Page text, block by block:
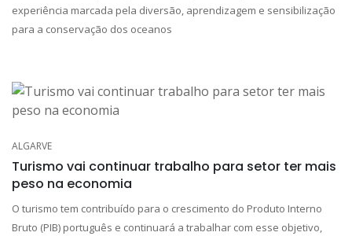
experiência marcada pela diversão, aprendizagem e sensibilização
para a conservação dos oceanos
ALGARVE
Turismo vai continuar trabalho para setor ter mais
peso na economia
O turismo tem contribuído para o crescimento do Produto Interno
Bruto (PIB) português e continuará a trabalhar com esse objetivo,